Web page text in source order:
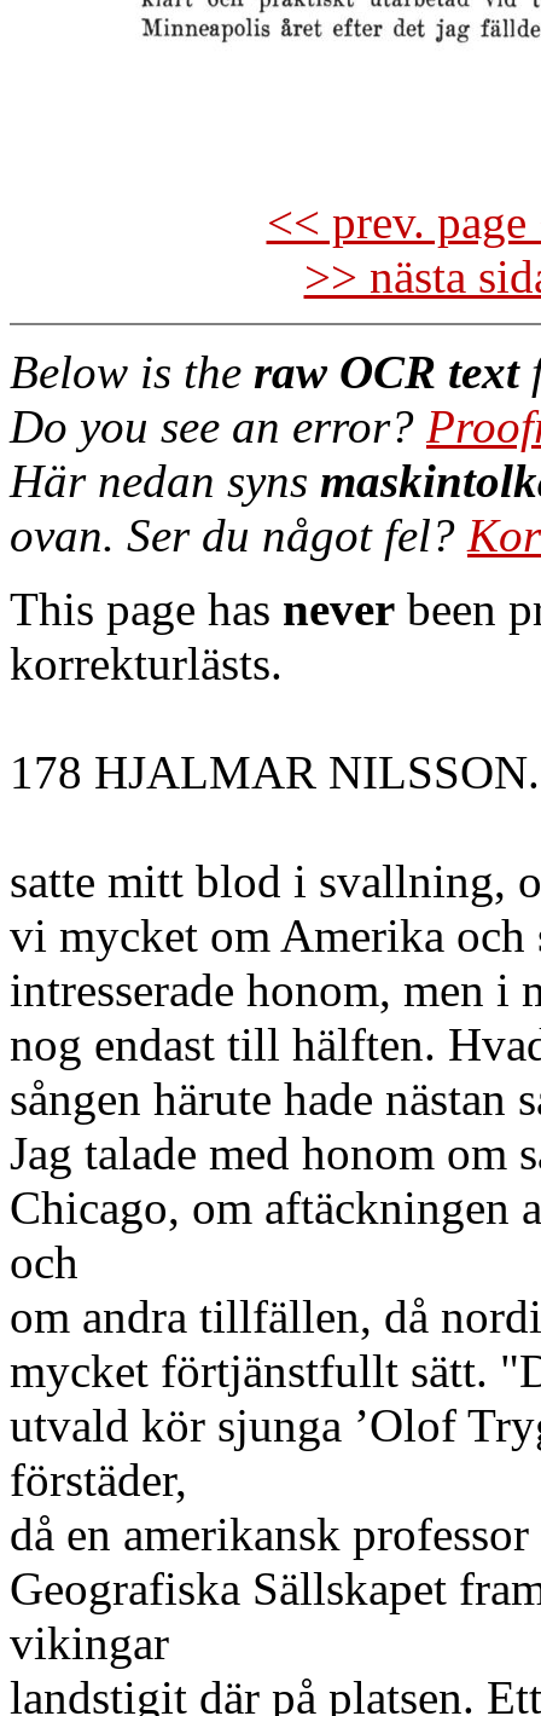
<< prev.
>> nästa
Below is the raw OCR text
Do you see an error?
Här nedan syns
ovan. Ser du något fel?
This page has never been
korrekturlästs.
178 HJALMAR NILSSON.
satte mitt blod i svallning,
vi mycket om Amerika och
intresserade honom, men i
nog endast till hälften.
sången härute hade
Jag talade med honom om
Chicago, om aftäckningen
och
om andra tillfällen, då
mycket förtjänstfullt sätt.
utvald kör sjunga ’Olof
förstäder,
då en amerikansk
Geografiska Sällskapet
vikingar
landstigit där på platsen.